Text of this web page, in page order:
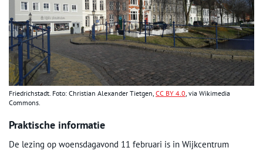
Friedrichstadt. Foto: Christian Alexander Tietgen, CC BY 4.0, via Wikimedia
Commons.
Praktische informatie
De lezing op woensdagavond 11 februari is in Wijkcentrum